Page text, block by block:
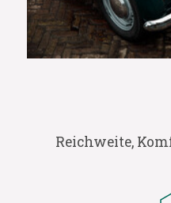
Reichweite,